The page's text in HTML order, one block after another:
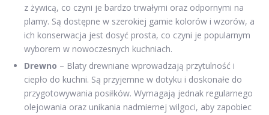
z żywicą, co czyni je bardzo trwałymi oraz odpornymi na
plamy. Są dostępne w szerokiej gamie kolorów i wzorów, a
ich konserwacja jest dosyć prosta, co czyni je popularnym
wyborem w nowoczesnych kuchniach.
Drewno – Blaty drewniane wprowadzają przytulność i
ciepło do kuchni. Są przyjemne w dotyku i doskonałe do
przygotowywania posiłków. Wymagają jednak regularnego
olejowania oraz unikania nadmiernej wilgoci, aby zapobiec